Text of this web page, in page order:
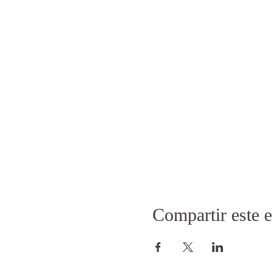
Compartir este